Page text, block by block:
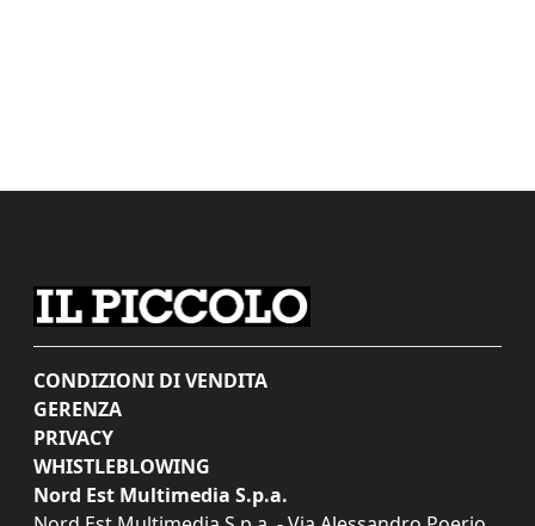
CONDIZIONI DI VENDITA
GERENZA
PRIVACY
WHISTLEBLOWING
Nord Est Multimedia S.p.a.